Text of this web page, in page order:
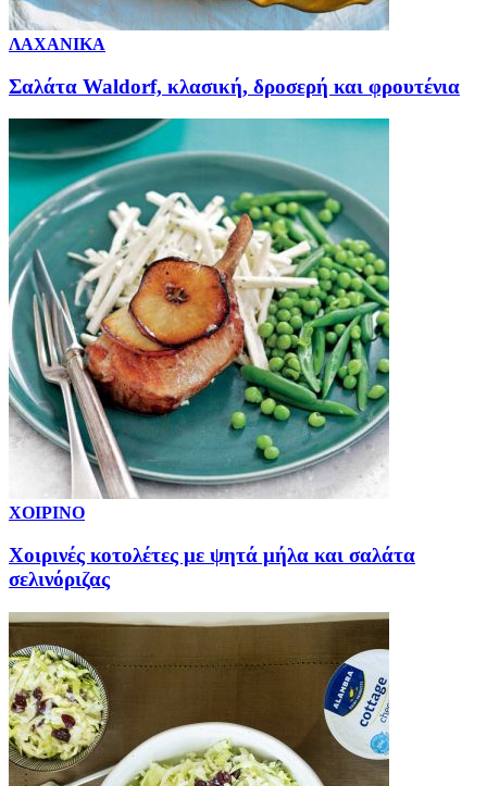
ΛΑΧΑΝΙΚΑ
Σαλάτα Waldorf, κλασική, δροσερή και φρουτένια
ΧΟΙΡΙΝΟ
Χοιρινές κοτολέτες με ψητά μήλα και σαλάτα
σελινόριζας